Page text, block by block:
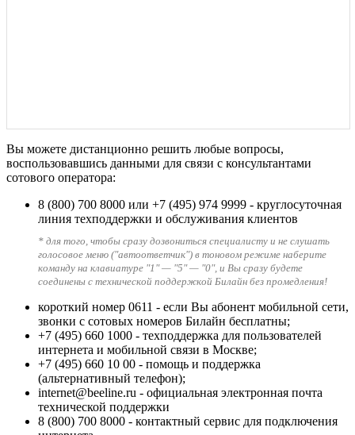
Вы можете дистанционно решить любые вопросы,
воспользовавшись данными для связи с консультантами
сотового оператора:
8 (800) 700 8000 или +7 (495) 974 9999 - круглосуточная
линия техподдержки и обслуживания клиентов
* для того, чтобы сразу дозвониться специалисту и не слушать
голосовое меню ("автоответчик") в тоновом режиме наберите
команду на клавиатуре "1" — "5" — "0", и Вы сразу будете
соединены с технической поддержкой Билайн без промедления!
короткий номер 0611 - если Вы абонент мобильной сети,
звонки с сотовых номеров Билайн бесплатны;
+7 (495) 660 1000 - техподдержка для пользователей
интернета и мобильной связи в Москве;
+7 (495) 660 10 00 - помощь и поддержка
(альтернативный телефон);
internet@beeline.ru - официальная электронная почта
технической поддержки
8 (800) 700 8000 - контактный сервис для подключения